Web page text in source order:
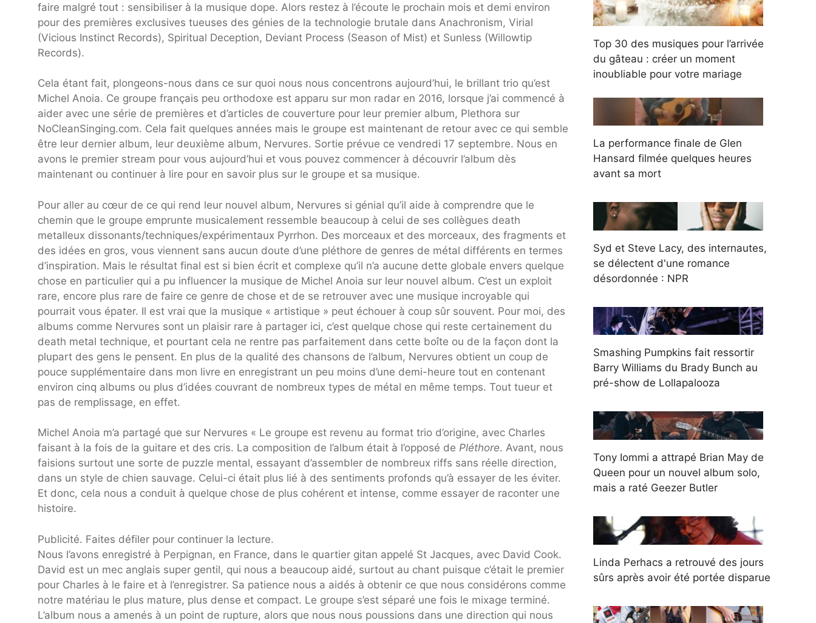
faire malgré tout : sensibiliser à la musique dope. Alors restez à l’écoute le prochain mois et demi environ
pour des premières exclusives tueuses des génies de la technologie brutale dans Anachronism, Virial
(Vicious Instinct Records), Spiritual Deception, Deviant Process (Season of Mist) et Sunless (Willowtip
Records).
Cela étant fait, plongeons-nous dans ce sur quoi nous nous concentrons aujourd’hui, le brillant trio qu’est
Michel Anoia. Ce groupe français peu orthodoxe est apparu sur mon radar en 2016, lorsque j’ai commencé à
aider avec une série de premières et d’articles de couverture pour leur premier album, Plethora sur
NoCleanSinging.com. Cela fait quelques années mais le groupe est maintenant de retour avec ce qui semble
être leur dernier album, leur deuxième album, Nervures. Sortie prévue ce vendredi 17 septembre. Nous en
avons le premier stream pour vous aujourd’hui et vous pouvez commencer à découvrir l’album dès
maintenant ou continuer à lire pour en savoir plus sur le groupe et sa musique.
Pour aller au cœur de ce qui rend leur nouvel album, Nervures si génial qu’il aide à comprendre que le
chemin que le groupe emprunte musicalement ressemble beaucoup à celui de ses collègues death
metalleux dissonants/techniques/expérimentaux Pyrrhon. Des morceaux et des morceaux, des fragments et
des idées en gros, vous viennent sans aucun doute d’une pléthore de genres de métal différents en termes
d’inspiration. Mais le résultat final est si bien écrit et complexe qu’il n’a aucune dette globale envers quelque
chose en particulier qui a pu influencer la musique de Michel Anoia sur leur nouvel album. C’est un exploit
rare, encore plus rare de faire ce genre de chose et de se retrouver avec une musique incroyable qui
pourrait vous épater. Il est vrai que la musique « artistique » peut échouer à coup sûr souvent. Pour moi, des
albums comme Nervures sont un plaisir rare à partager ici, c’est quelque chose qui reste certainement du
death metal technique, et pourtant cela ne rentre pas parfaitement dans cette boîte ou de la façon dont la
plupart des gens le pensent. En plus de la qualité des chansons de l’album, Nervures obtient un coup de
pouce supplémentaire dans mon livre en enregistrant un peu moins d’une demi-heure tout en contenant
environ cinq albums ou plus d’idées couvrant de nombreux types de métal en même temps. Tout tueur et
pas de remplissage, en effet.
Michel Anoia m’a partagé que sur Nervures « Le groupe est revenu au format trio d’origine, avec Charles
faisant à la fois de la guitare et des cris. La composition de l’album était à l’opposé de Pléthore. Avant, nous
faisions surtout une sorte de puzzle mental, essayant d’assembler de nombreux riffs sans réelle direction,
dans un style de chien sauvage. Celui-ci était plus lié à des sentiments profonds qu’à essayer de les éviter.
Et donc, cela nous a conduit à quelque chose de plus cohérent et intense, comme essayer de raconter une
histoire.
Publicité. Faites défiler pour continuer la lecture.
Nous l’avons enregistré à Perpignan, en France, dans le quartier gitan appelé St Jacques, avec David Cook.
David est un mec anglais super gentil, qui nous a beaucoup aidé, surtout au chant puisque c’était le premier
pour Charles à le faire et à l’enregistrer. Sa patience nous a aidés à obtenir ce que nous considérons comme
notre matériau le plus mature, plus dense et compact. Le groupe s’est séparé une fois le mixage terminé.
L’album nous a amenés à un point de rupture, alors que nous nous poussions dans une direction qui nous
Top 30 des musiques pour l’arrivée
du gâteau : créer un moment
inoubliable pour votre mariage
La performance finale de Glen
Hansard filmée quelques heures
avant sa mort
Syd et Steve Lacy, des internautes,
se délectent d'une romance
désordonnée : NPR
Smashing Pumpkins fait ressortir
Barry Williams du Brady Bunch au
pré-show de Lollapalooza
Tony Iommi a attrapé Brian May de
Queen pour un nouvel album solo,
mais a raté Geezer Butler
Linda Perhacs a retrouvé des jours
sûrs après avoir été portée disparue